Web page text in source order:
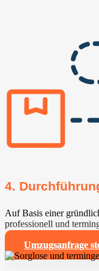
4.
Auf Basis einer
professionell und
Umzugsanfrage